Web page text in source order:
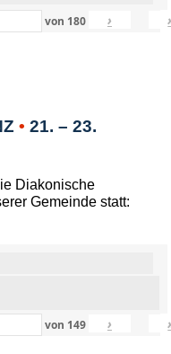
von 180 ›
• 21. – 23.
Diakonische
Gemeinde statt:
von 149 ›